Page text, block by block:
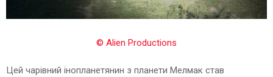
© Alien Productions
Цей чарівний інопланетянин з планети Мелмак став